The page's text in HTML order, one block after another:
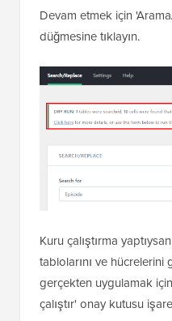
Devam etmek için
düğmesine tıklayın.
Kuru çalıştırma
tablolarını ve
gerçekten uygulamak
çalıştır' onay kutusu